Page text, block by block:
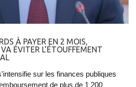
À PAYER EN 2 MOIS,
ÉVITER L’ÉTOUFFEMENT
sur les finances publiques
de plus de 1 200